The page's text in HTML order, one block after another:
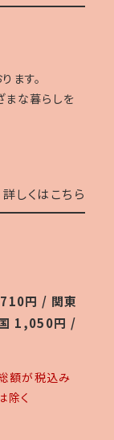
ます。
まな暮らしを
詳しくはこちら
円 / 関東
国 1,050円 /
額が税込み
く